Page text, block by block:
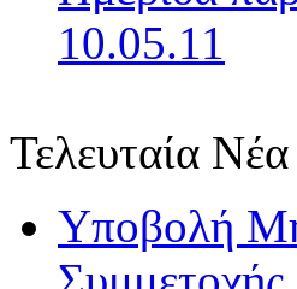
10.05.11
Τελευταία Νέα
Υποβολή